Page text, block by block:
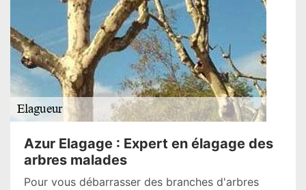
Azur Elagage : Expert en élagage des
arbres malades
Pour vous débarrasser des branches d'arbres